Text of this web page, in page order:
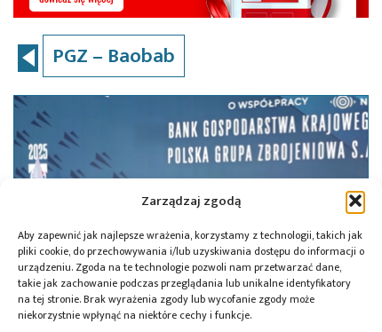
Zarządzaj zgodą
Aby zapewnić jak najlepsze wrażenia, korzystamy z technologii, takich jak
pliki cookie, do przechowywania i/lub uzyskiwania dostępu do informacji o
urządzeniu. Zgoda na te technologie pozwoli nam przetwarzać dane,
takie jak zachowanie podczas przeglądania lub unikalne identyfikatory
na tej stronie. Brak wyrażenia zgody lub wycofanie zgody może
niekorzystnie wpłynąć na niektóre cechy i funkcje.
PGZ – Baobab